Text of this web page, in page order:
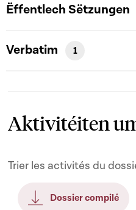
Ëffentlech Sëtzungen
Verbatim 1
Aktivitéiten
Trier les activités du
Dossier compilé